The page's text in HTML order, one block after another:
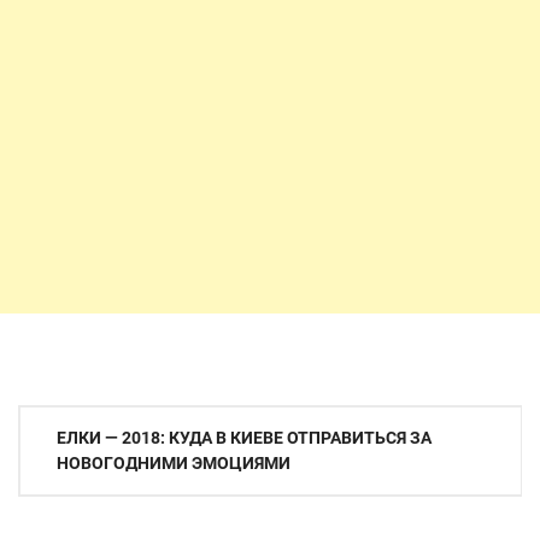
Навигация
ЕЛКИ — 2018: КУДА В КИЕВЕ ОТПРАВИТЬСЯ ЗА
НОВОГОДНИМИ ЭМОЦИЯМИ